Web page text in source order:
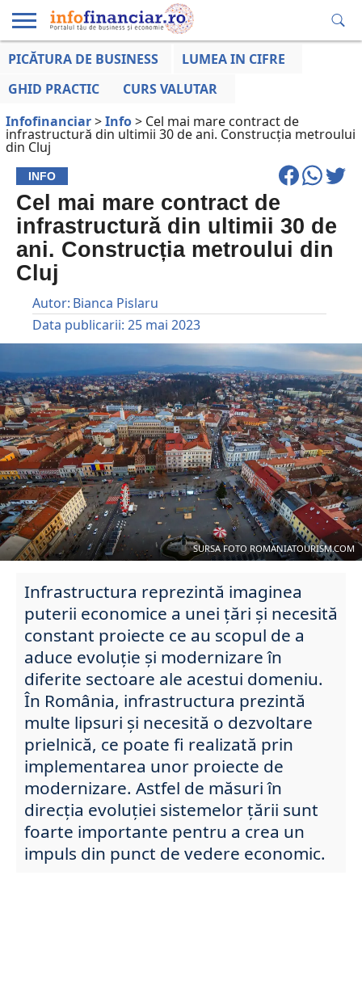
EDUCAȚIE
LA ZI
AFACERILOR
PICĂTURA DE BUSINESS
LUMEA IN CIFRE
GHID PRACTIC
CURS VALUTAR
Infofinanciar>Info> Cel mai mare contract de
infrastructură din ultimii 30 de ani. Construcția metroului
din Cluj
INFO
Cel mai mare contract de
infrastructură din ultimii 30 de
ani. Construcția metroului din
Cluj
Autor: Bianca Pislaru
Data publicarii: 25 mai 2023
SURSA FOTO ROMANIATOURISM.COM
Infrastructura reprezintă imaginea
puterii economice a unei țări și necesită
constant proiecte ce au scopul de a
aduce evoluție și modernizare în
diferite sectoare ale acestui domeniu.
În România, infrastructura prezintă
multe lipsuri și necesită o dezvoltare
prielnică, ce poate fi realizată prin
implementarea unor proiecte de
modernizare. Astfel de măsuri în
direcția evoluției sistemelor țării sunt
foarte importante pentru a crea un
impuls din punct de vedere economic.